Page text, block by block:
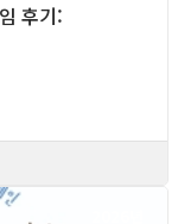
후기: